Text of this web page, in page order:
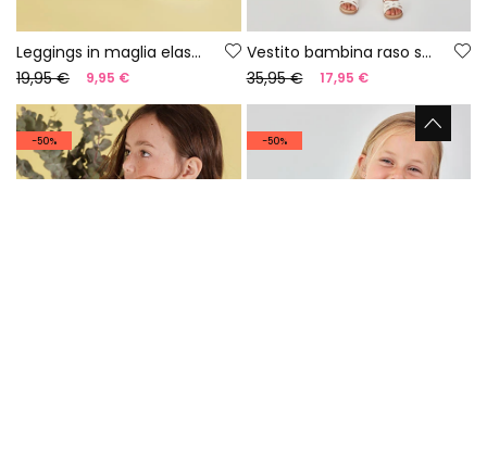
Leggings in maglia elastica stampata
19,95 €
9,95 €
Vestito bambina raso stampato a fiori
35,95 €
17,95 €
-50% -50%